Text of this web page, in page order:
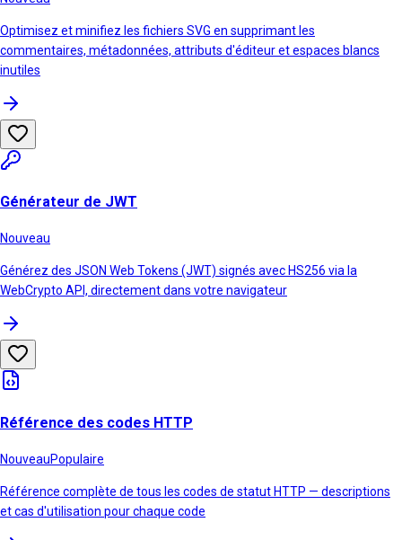
Optimisez et minifiez les fichiers SVG en supprimant les
commentaires, métadonnées, attributs d'éditeur et espaces blancs
inutiles
Générateur de JWT
Nouveau
Générez des JSON Web Tokens (JWT) signés avec HS256 via la
WebCrypto API, directement dans votre navigateur
Référence des codes HTTP
NouveauPopulaire
Référence complète de tous les codes de statut HTTP — descriptions
et cas d'utilisation pour chaque code